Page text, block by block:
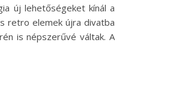
új lehetőségeket kínál a
retro elemek újra divatba
is népszerűvé váltak. A